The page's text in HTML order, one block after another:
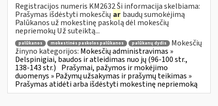
Registracijos numeris KM2632 Ši informacija skelbiama:
Prašymas išdėstyti mokesčių ar baudų sumokėjimą
Palūkanos už mokestinę paskolą dėl mokesčių
nepriemokų Už suteiktą...
palūkanos mokestinės paskolos palūkanos palūkanų dydis
Mokesčių
žinyno kategorijos: Mokesčių administravimas »
Delspinigiai, baudos ir atleidimas nuo jų (96-100 str.,
138-143 str.) Prašymai, pažymos ir mokėjimo
duomenys » Pažymų užsakymas ir prašymų teikimas »
Prašymas atidėti arba išdėstyti mokestinę nepriemoką